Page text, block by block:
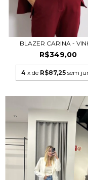
BLAZER CARINA -
R$349,00
4 x de R$87,25 sem